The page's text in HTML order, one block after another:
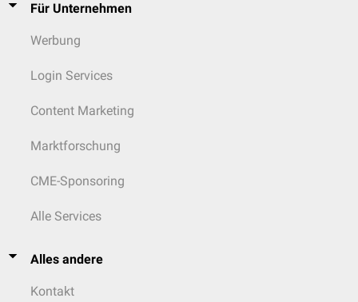
Für Unternehmen
Werbung
Login Services
Content Marketing
Marktforschung
CME-Sponsoring
Alle Services
Alles andere
Kontakt